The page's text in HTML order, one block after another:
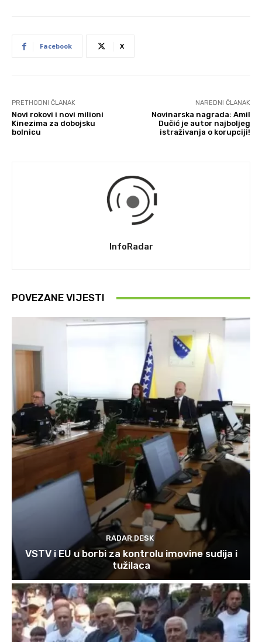
Facebook X
PRETHODNI ČLANAK
Novi rokovi i novi milioni
Kinezima za dobojsku
bolnicu
NAREDNI ČLANAK
Novinarska nagrada: Amil
Dučić je autor najboljeg
istraživanja o korupciji!
InfoRadar
POVEZANE VIJESTI
RADAR DESK
VSTV i EU u borbi za kontrolu imovine sudija i
tužilaca